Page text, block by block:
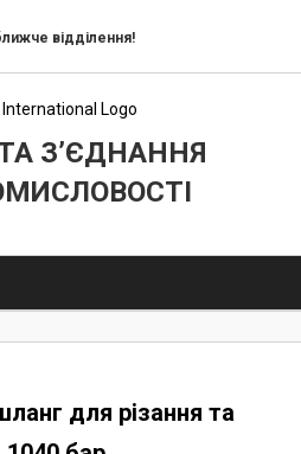
відділення!
З’ЄДНАННЯ
для різання та